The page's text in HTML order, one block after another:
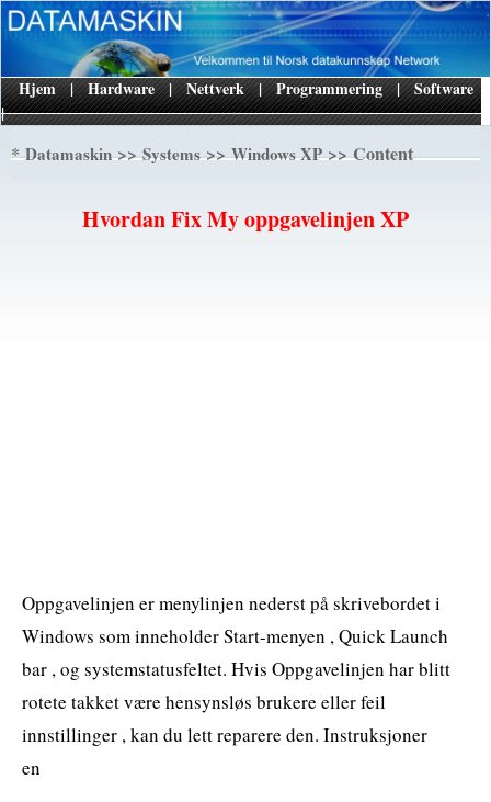
|
Hjem | Hardware | Nettverk | Programmering | Software
*Datamaskin>>Systems>>Windows XP>> Content
Hvordan Fix My oppgavelinjen XP
Oppgavelinjen er menylinjen nederst på skrivebordet i
Windows som inneholder Start-menyen , Quick Launch
bar , og systemstatusfeltet. Hvis Oppgavelinjen har blitt
rotete takket være hensynsløs brukere eller feil
innstillinger , kan du lett reparere den. Instruksjoner
en